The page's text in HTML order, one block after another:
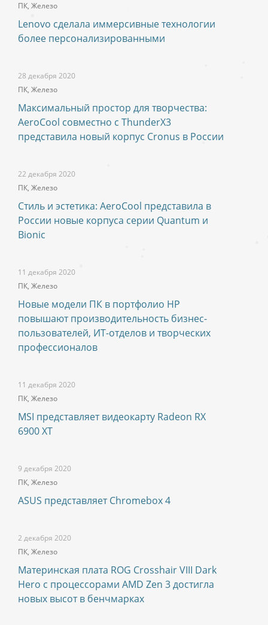
ПК, Железо
Lenovo сделала иммерсивные технологии
более персонализированными
28 декабря 2020
ПК, Железо
Максимальный простор для творчества:
AeroCool совместно с ThunderX3
представила новый корпус Cronus в России
22 декабря 2020
ПК, Железо
Стиль и эстетика: AeroCool представила в
России новые корпуса серии Quantum и
Bionic
11 декабря 2020
ПК, Железо
Новые модели ПК в портфолио HP
повышают производительность бизнес-
пользователей, ИТ-отделов и творческих
профессионалов
11 декабря 2020
ПК, Железо
MSI представляет видеокарту Radeon RX
6900 XT
9 декабря 2020
ПК, Железо
ASUS представляет Chromebox 4
2 декабря 2020
ПК, Железо
Материнская плата ROG Crosshair VIII Dark
Hero с процессорами AMD Zen 3 достигла
новых высот в бенчмарках